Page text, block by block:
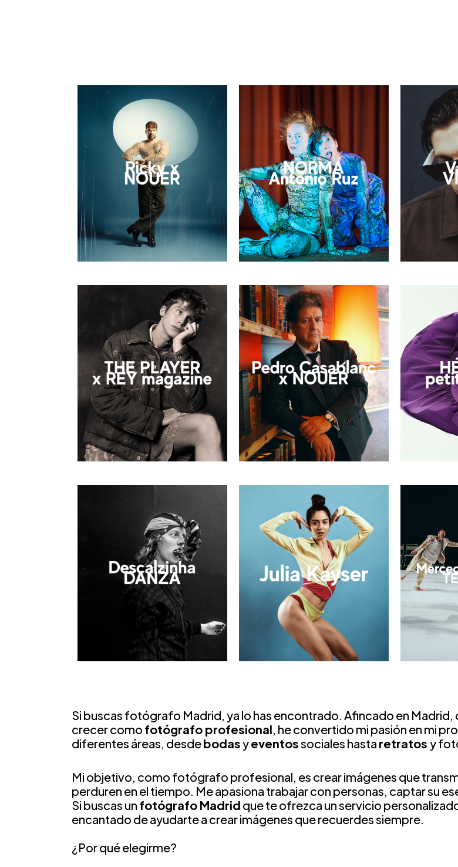
Si buscas fotógrafo Madrid, ya lo has encontrado. Afincado en
crecer como fotógrafo profesional , he convertido mi pasión en mi
diferentes áreas, desdebodasyeventossociales hasta retratos y
Mi objetivo, como fotógrafo profesional, es crear imágenes que
perduren en el tiempo. Me apasiona trabajar con personas, captar su
Si buscas un fotógrafo Madrid que te ofrezca un servicio
encantado de ayudarte a crear imágenes que recuerdes siempre.
¿Por qué elegirme?